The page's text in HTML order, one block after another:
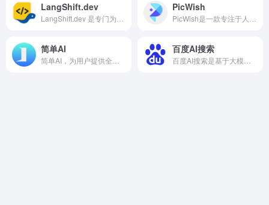
LangShift.dev PicWish
简单AI 百度AI搜索